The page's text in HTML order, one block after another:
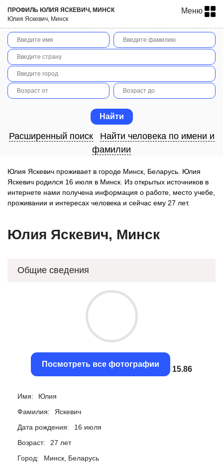
ПРОФИЛЬ ЮЛИЯ ЯСКЕВИЧ, МИНСК
Юлия Яскевич, Минск
Меню
Расширенный поиск
Найти человека по имени и
фамилии
Юлия Яскевич проживает в городе Минск, Беларусь. Юлия
Яскевич родился 16 июля в Минск. Из открытых источников в
интернете нами получена информация о работе, место учебе,
проживании и интересах человека и сейчас ему 27 лет.
Юлия Яскевич, Минск
Общие сведения
Посмотреть все фотографии
15.58
Имя:
Юлия
Фамилия:
Яскевич
Дата рождения:
16 июля
Возраст:
27 лет
Город:
Минск, Беларусь